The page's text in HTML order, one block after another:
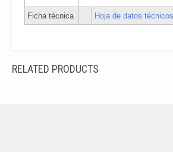
Ficha técnica Hoja de datos
RELATED PRODUCTS